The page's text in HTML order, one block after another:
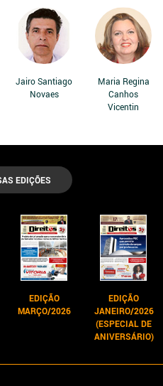
Jairo Santiago
Novaes
Maria Regina
Canhos
Vicentin
EDIÇÕES
EDIÇÃO
MARÇO/2026
EDIÇÃO
JANEIRO/2026
(ESPECIAL DE
ANIVERSÁRIO)